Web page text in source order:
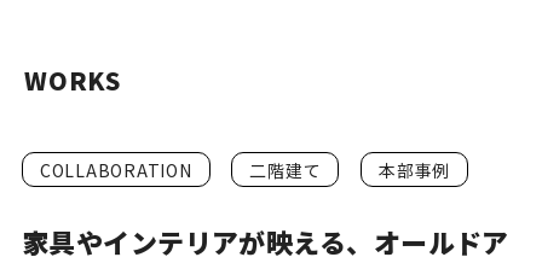
WORKS
COLLABORATION 二階建て 本部事例
家具やインテリアが映える、オールドア